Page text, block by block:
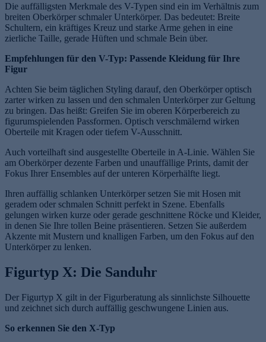
Die auffälligsten Merkmale des V-Typen sind ein im Verhältnis zum
breiten Oberkörper schmaler Unterkörper. Das bedeutet: Breite
Schultern, ein kräftiges Kreuz und starke Arme gehen in eine
zierliche Taille, gerade Hüften und schmale Bein über.
Empfehlungen für den V-Typ: Passende Kleidung für Ihre
Figur
Achten Sie beim täglichen Styling darauf, den Oberkörper optisch
zarter wirken zu lassen und den schmalen Unterkörper zur Geltung
zu bringen. Das heißt: Greifen Sie im oberen Körperbereich zu
figurumspielenden Passformen. Optisch verschmälernd wirken
Oberteile mit Kragen oder tiefem V-Ausschnitt.
Auch vorteilhaft sind ausgestellte Oberteile in A-Linie. Wählen Sie
am Oberkörper dezente Farben und unauffällige Prints, damit der
Fokus Ihrer Ensembles auf der unteren Körperhälfte liegt.
Ihren auffällig schlanken Unterkörper setzen Sie mit Hosen mit
geradem oder schmalen Schnitt perfekt in Szene. Ebenfalls
gelungen wirken kurze oder gerade geschnittene Röcke und Kleider,
in denen Sie Ihre tollen Beine präsentieren. Setzen Sie außerdem
Akzente mit Mustern und knalligen Farben, um den Fokus auf den
Unterkörper zu lenken.
Figurtyp X: Die Sanduhr
Der Figurtyp X gilt in der Figurberatung als sinnlichste Silhouette
und zeichnet sich durch auffällig geschwungene Linien aus.
So erkennen Sie den X-Typ